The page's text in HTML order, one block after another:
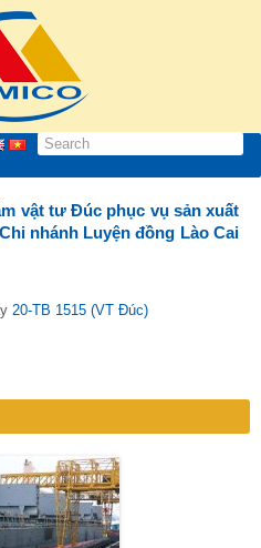
vật tư Đúc phục vụ sản xuất
nhánh Luyện đồng Lào Cai
20-TB 1515 (VT Đúc)